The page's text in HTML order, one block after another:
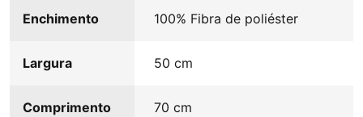
Enchimento 100% Fibra de poliéster
Largura 50 cm
Comprimento 70 cm